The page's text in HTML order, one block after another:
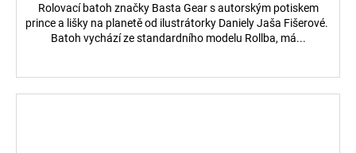
Rolovací batoh značky Basta Gear s autorským potiskem
prince a lišky na planetě od ilustrátorky Daniely Jaša Fišerové.
Batoh vychází ze standardního modelu Rollba, má...